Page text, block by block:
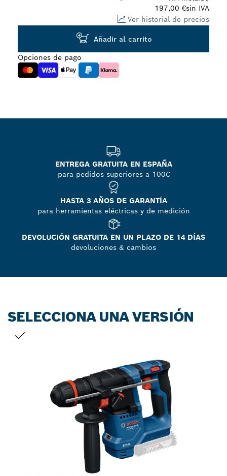
197,00 €sin IVA
Ver historial de precios
Añadir al carrito
Opciones de pago
ENTREGA GRATUITA EN ESPAÑA
para pedidos superiores a 100€
HASTA 3 AÑOS DE GARANTÍA
para herramientas eléctricas y de medición
DEVOLUCIÓN GRATUITA EN UN PLAZO DE 14 DÍAS
devoluciones & cambios
SELECCIONA UNA VERSIÓN